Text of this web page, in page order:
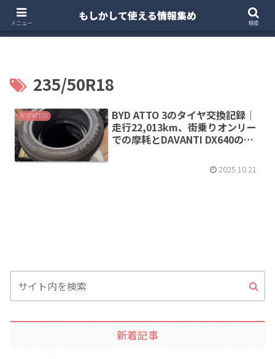
ホーム 注文住宅
235/50R18
BYD ATTO3
BYD ATTO 3のタイヤ交換記録｜
走行22,013km、街乗りオンリー
での摩耗とDAVANTI DX640の印
2025.10.21
新着記事
メニュー
もしかして使える情報集め
検索